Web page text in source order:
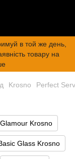
в той же день,
товару на
Krosno Perfect
Glamour Krosno
Glass Krosno